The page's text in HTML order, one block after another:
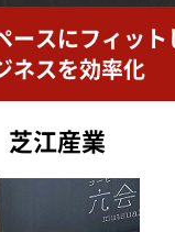
ースにフィット
ネスを効率化
芝江産業